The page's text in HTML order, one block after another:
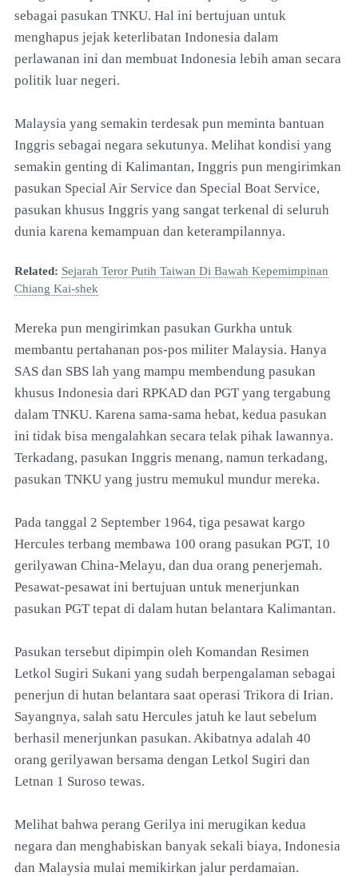
sebagai pasukan TNKU. Hal ini bertujuan untuk
menghapus jejak keterlibatan Indonesia dalam
perlawanan ini dan membuat Indonesia lebih aman secara
politik luar negeri.
Malaysia yang semakin terdesak pun meminta bantuan
Inggris sebagai negara sekutunya. Melihat kondisi yang
semakin genting di Kalimantan, Inggris pun mengirimkan
pasukan Special Air Service dan Special Boat Service,
pasukan khusus Inggris yang sangat terkenal di seluruh
dunia karena kemampuan dan keterampilannya.
Related: Sejarah Teror Putih Taiwan Di Bawah Kepemimpinan
Chiang Kai-shek
Mereka pun mengirimkan pasukan Gurkha untuk
membantu pertahanan pos-pos militer Malaysia. Hanya
SAS dan SBS lah yang mampu membendung pasukan
khusus Indonesia dari RPKAD dan PGT yang tergabung
dalam TNKU. Karena sama-sama hebat, kedua pasukan
ini tidak bisa mengalahkan secara telak pihak lawannya.
Terkadang, pasukan Inggris menang, namun terkadang,
pasukan TNKU yang justru memukul mundur mereka.
Pada tanggal 2 September 1964, tiga pesawat kargo
Hercules terbang membawa 100 orang pasukan PGT, 10
gerilyawan China-Melayu, dan dua orang penerjemah.
Pesawat-pesawat ini bertujuan untuk menerjunkan
pasukan PGT tepat di dalam hutan belantara Kalimantan.
Pasukan tersebut dipimpin oleh Komandan Resimen
Letkol Sugiri Sukani yang sudah berpengalaman sebagai
penerjun di hutan belantara saat operasi Trikora di Irian.
Sayangnya, salah satu Hercules jatuh ke laut sebelum
berhasil menerjunkan pasukan. Akibatnya adalah 40
orang gerilyawan bersama dengan Letkol Sugiri dan
Letnan 1 Suroso tewas.
Melihat bahwa perang Gerilya ini merugikan kedua
negara dan menghabiskan banyak sekali biaya, Indonesia
dan Malaysia mulai memikirkan jalur perdamaian.